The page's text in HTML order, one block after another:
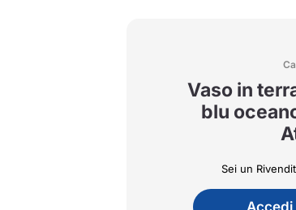
Vaso in
blu
Sei un
Accedi